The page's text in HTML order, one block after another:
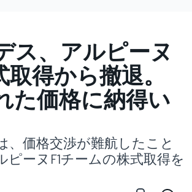
ス、アルピーヌ
取得から撤退。
た価格に納得い
、価格交渉が難航したこと
ピーヌF1チームの株式取得を